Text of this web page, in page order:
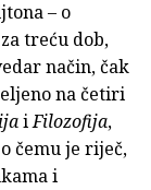
– o
treću dob,
način, čak
na četiri
iFilozofija,
čemu je riječ,
i